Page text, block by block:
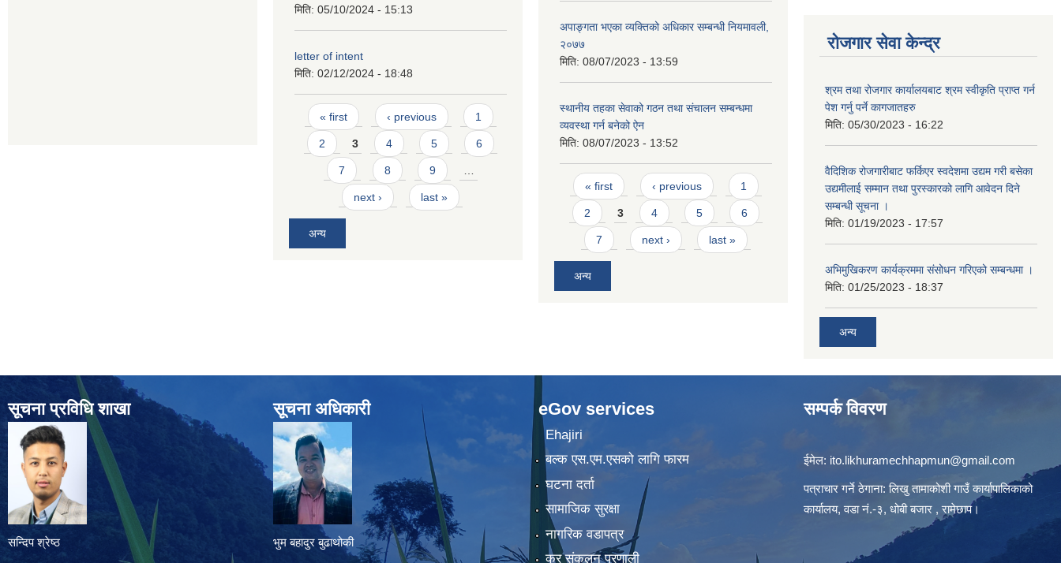
मिति: 05/10/2024 - 15:13
letter of intent
मिति: 02/12/2024 - 18:48
Pages
« first ‹ previous 1
2 3 4 5 6
7 8 9
next › last »
अन्य
अपाङ्गता भएका व्यक्तिको अधिकार सम्बन्धी नियमावली,
२०७७
मिति: 08/07/2023 - 13:59
स्थानीय तहका सेवाको गठन तथा संचालन सम्बन्धमा
व्यवस्था गर्न बनेको ऐन
मिति: 08/07/2023 - 13:52
Pages
« first ‹ previous 1
2 3 4 5 6
7 next › last »
अन्य
रोजगार सेवा केन्द्र
श्रम तथा रोजगार कार्यालयबाट श्रम स्वीकृति प्राप्त गर्न
पेश गर्नु पर्ने कागजातहरु
मिति: 05/30/2023 - 16:22
वैदिशिक रोजगारीबाट फर्किएर स्वदेशमा उद्यम गरी बसेका
उद्यमीलाई सम्मान तथा पुरस्कारको लागि आवेदन दिने
सम्बन्धी सूचना ।
मिति: 01/19/2023 - 17:57
अभिमुखिकरण कार्यक्रममा संसोधन गरिएको सम्बन्धमा ।
मिति: 01/25/2023 - 18:37
अन्य
सूचना प्रविधि शाखा
सन्दिप श्रेष्ठ
सूचना अधिकारी
भुम बहादुर बुढाथोकी
eGov services
Ehajiri
बल्क एस.एम.एसको लागि फारम
घटना दर्ता
सामाजिक सुरक्षा
नागरिक वडापत्र
कर संकलन प्रणाली
सम्पर्क विवरण
ईमेल: ito.likhuramechhapmun@gmail.com
पत्राचार गर्ने ठेगाना: लिखु तामाकोशी गाउँ कार्यापालिकाको
कार्यालय, वडा नं.-३, धोबी बजार , रामेछाप।